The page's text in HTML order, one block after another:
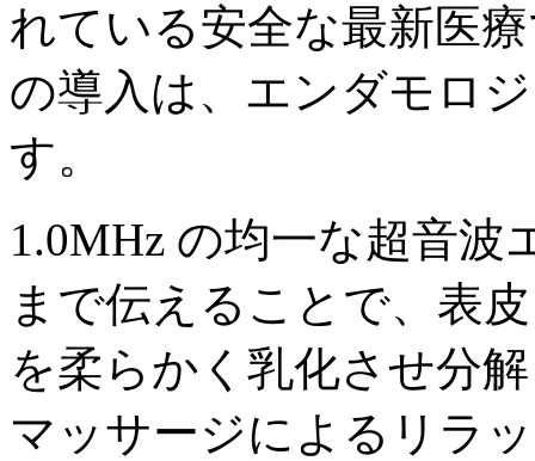
れている安全な最新医
の導入は、エンダモロ
す。
1.0MHz の均一な超音波
まで伝えることで、表
を柔らかく乳化させ分
マッサージによるリラ